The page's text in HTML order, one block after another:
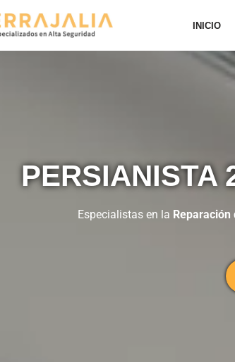
INICIO
PERSIANISTA
Especialistas en la